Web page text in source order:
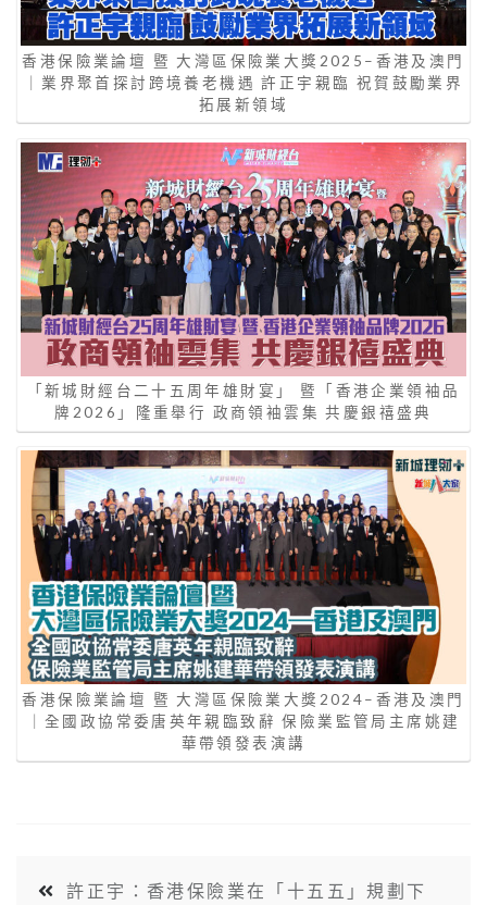
香港保險業論壇 暨 大灣區保險業大獎2025–香港及澳門
｜業界聚首探討跨境養老機遇 許正宇親臨 祝賀鼓勵業界
拓展新領域
「新城財經台二十五周年雄財宴」 暨「香港企業領袖品
牌2026」隆重舉行 政商領袖雲集 共慶銀禧盛典
香港保險業論壇 暨 大灣區保險業大獎2024–香港及澳門
｜全國政協常委唐英年親臨致辭 保險業監管局主席姚建
華帶領發表演講
許正宇：香港保險業在「十五五」規劃下